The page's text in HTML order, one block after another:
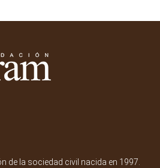
de la sociedad civil nacida en 1997.